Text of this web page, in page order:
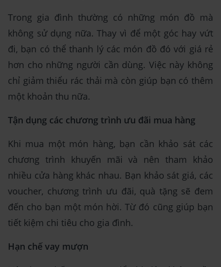
Trong gia đình thường có những món đồ mà
không sử dụng nữa. Thay vì để một góc hay vứt
đi, bạn có thể thanh lý các món đồ đó với giá rẻ
hơn cho những người cần dùng. Việc này không
chỉ giảm thiểu rác thải mà còn giúp bạn có thêm
một khoản thu nữa.
Tận dụng các chương trình ưu đãi mua hàng
Khi mua một món hàng, bạn cần khảo sát các
chương trình khuyến mãi và nên tham khảo
nhiều cửa hàng khác nhau. Bạn khảo sát giá, các
voucher, chương trình ưu đãi, quà tặng sẽ đem
đến cho bạn một món hời. Từ đó cũng giúp bạn
tiết kiệm chi tiêu cho gia đình.
Hạn chế vay mượn